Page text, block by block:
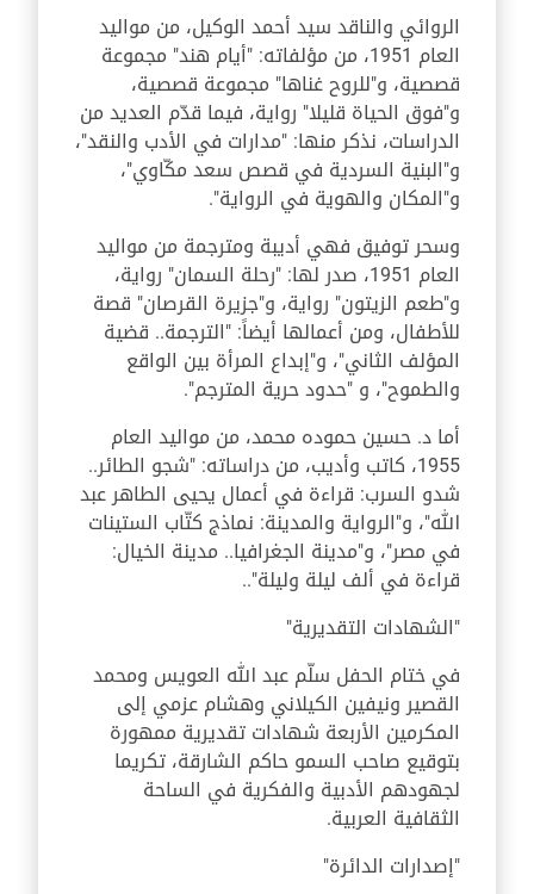
الروائي والناقد سيد أحمد الوكيل، من مواليد
العام 1951، من مؤلفاته: "أيام هند" مجموعة
قصصية، و"للروح غناها" مجموعة قصصية،
و"فوق الحياة قليلا" رواية، فيما قدّم العديد من
الدراسات، نذكر منها: "مدارات في الأدب والنقد"،
و"البنية السردية في قصص سعد مكّاوي"،
و"المكان والهوية في الرواية".
وسحر توفيق فهي أديبة ومترجمة من مواليد
العام 1951، صدر لها: "رحلة السمان" رواية،
و"طعم الزيتون" رواية، و"جزيرة القرصان" قصة
للأطفال، ومن أعمالها أيضاً: "الترجمة.. قضية
المؤلف الثاني"، و"إبداع المرأة بين الواقع
والطموح"، و "حدود حرية المترجم".
أما د. حسين حموده محمد، من مواليد العام
1955، كاتب وأديب، من دراساته: "شجو الطائر..
شدو السرب: قراءة في أعمال يحيى الطاهر عبد
الله"، و"الرواية والمدينة: نماذج كتّاب الستينات
في مصر"، و"مدينة الجغرافيا.. مدينة الخيال:
قراءة في ألف ليلة وليلة"..
"الشهادات التقديرية"
في ختام الحفل سلّم عبد الله العويس ومحمد
القصير ونيفين الكيلاني وهشام عزمي إلى
المكرمين الأربعة شهادات تقديرية ممهورة
بتوقيع صاحب السمو حاكم الشارقة، تكريما
لجهودهم الأدبية والفكرية في الساحة
الثقافية العربية.
"إصدارات الدائرة"